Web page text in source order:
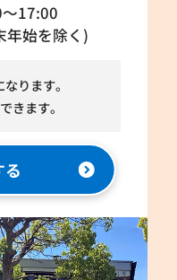
17:00
年始を除く)
ります。
きます。